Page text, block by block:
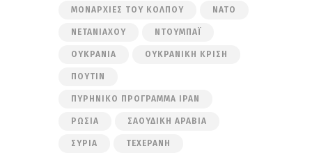
ΜΟΝΑΡΧΊΕΣ ΤΟΥ ΚΌΛΠΟΥ ΝΑΤΟ
ΝΕΤΑΝΙΆΧΟΥ ΝΤΟΥΜΠΆΙ
ΟΥΚΡΑΝΊΑ ΟΥΚΡΑΝΙΚΉ ΚΡΊΣΗ
ΠΟΎΤΙΝ
ΠΥΡΗΝΙΚΌ ΠΡΌΓΡΑΜΜΑ ΙΡΆΝ
ΡΩΣΊΑ ΣΑΟΥΔΙΚΉ ΑΡΑΒΊΑ
ΣΥΡΊΑ ΤΕΧΕΡΆΝΗ